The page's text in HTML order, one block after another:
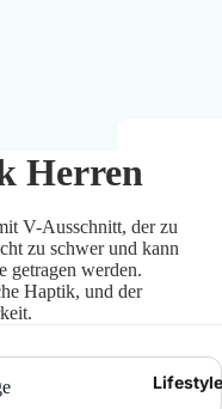
Shorts
Lifestyle
Herren
V-Ausschnitt, der zu
zu schwer und kann
getragen werden.
Haptik, und der